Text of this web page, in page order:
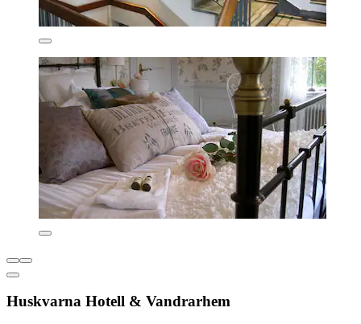
Huskvarna Hotell & Vandrarhem